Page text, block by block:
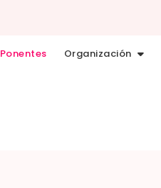
Ponentes Organización